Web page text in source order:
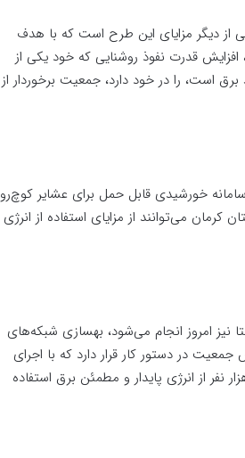
از دیگر مزایای این طرح است که با هدف
قدرت نفوذ روشنایی که خود یکی از
است، را در خود دارد، جمعیت برخوردار از
رئیسی امروز برق رسانی به ۸ روستای فاقد برق را در برنامه دارد، توزیع 60 سامانه خورشیدی قابل حمل برای عشایر کوچ‌رو
از عشایر کوچ‌رو شمال استان کرمان می‌توانند از مزایای استفاده از انرژی
از طرح‌های بهسازی شبکه‌های برق روستایی در بیش از ۱۰۰ روستا نیز امروز انجام می‌شود، بهسازی شبکه‌های
در دستور کار قرار دارد که با اجرای
بهسازی شبکه‌های برق روستایی برای این تعداد روستا حداقل ۲ هزار نفر از انرژی پایدار و مطمئن برق استفاده